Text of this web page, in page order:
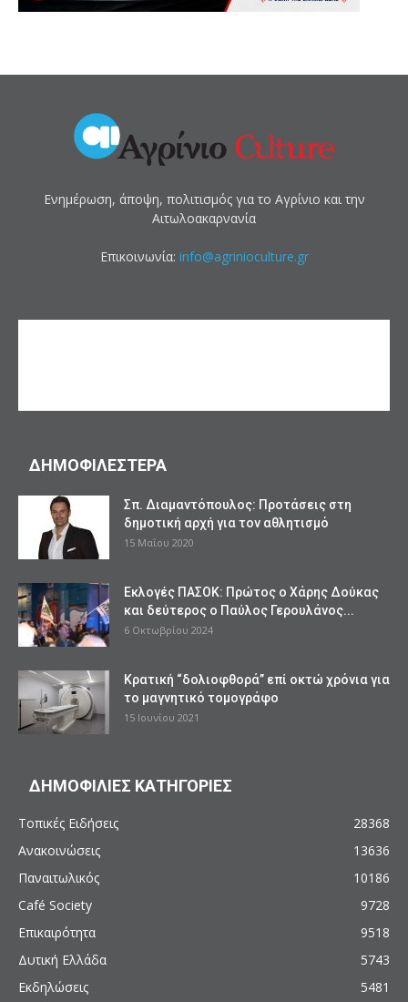
Ενημέρωση, άποψη, πολιτισμός για το Αγρίνιο και την
Αιτωλοακαρνανία
Επικοινωνία: info@agrinioculture.gr
ΔΗΜΟΦΙΛΕΣΤΕΡΑ
Σπ. Διαμαντόπουλος: Προτάσεις στη
δημοτική αρχή για τον αθλητισμό
15 Μαΐου 2020
Εκλογές ΠΑΣΟΚ: Πρώτος ο Χάρης Δούκας
και δεύτερος ο Παύλος Γερουλάνος...
6 Οκτωβρίου 2024
Κρατική “δολιοφθορά” επί οκτώ χρόνια για
το μαγνητικό τομογράφο
15 Ιουνίου 2021
ΔΗΜΟΦΙΛΙΕΣ ΚΑΤΗΓΟΡΙΕΣ
Τοπικές Ειδήσεις
28368
Ανακοινώσεις
13636
Παναιτωλικός
10186
Café Society
9728
Επικαιρότητα
9518
Δυτική Ελλάδα
5743
Εκδηλώσεις
5481